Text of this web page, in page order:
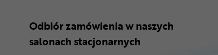
Odbiór zamówienia w naszych
salonach stacjonarnych